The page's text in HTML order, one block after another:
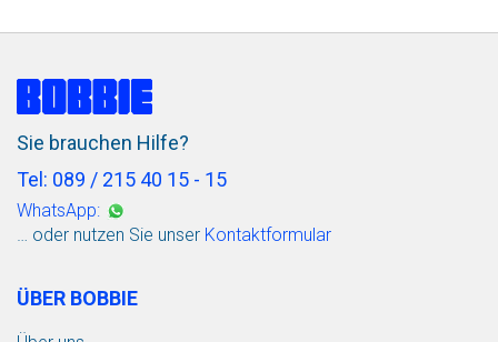
Sie brauchen Hilfe?
Tel: 089 / 215 40 15 - 15
WhatsApp:
… oder nutzen Sie unser Kontaktformular
ÜBER BOBBIE